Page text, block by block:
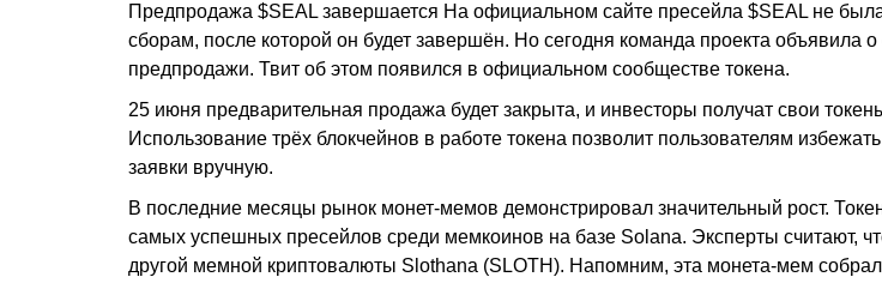
Предпродажа $SEAL завершается На официальном сайте пресейла $SEAL не
сборам, после которой он будет завершён. Но сегодня команда проекта объявила
предпродажи. Твит об этом появился в официальном сообществе токена.
25 июня предварительная продажа будет закрыта, и инвесторы получат свои
Использование трёх блокчейнов в работе токена позволит пользователям
заявки вручную.
В последние месяцы рынок монет-мемов демонстрировал значительный рост.
самых успешных пресейлов среди мемкоинов на базе Solana. Эксперты считают,
другой мемной криптовалюты Slothana (SLOTH). Напомним, эта монета-мем